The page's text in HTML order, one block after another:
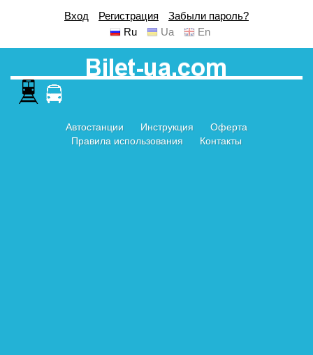
Вход Регистрация
Забыли пароль?
Ru
Ua En
Автостанции Инструкция
Оферта
Правила использования
Контакты